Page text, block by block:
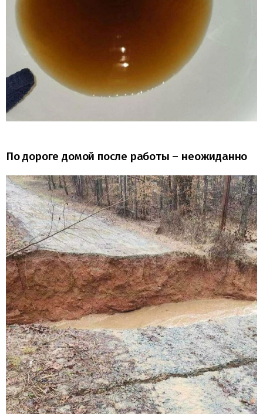
По дороге домой после работы – неожиданно